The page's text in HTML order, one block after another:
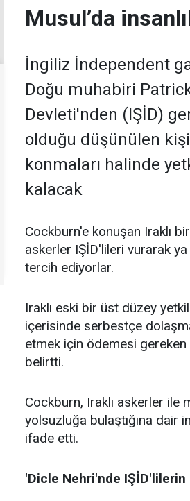
Musul’da
İngiliz İndependent
Doğu muhabiri
Devleti'nden (IŞİD)
olduğu düşünülen
konmaları halinde
kalacak
Cockburn'e konuşan Iraklı
askerler IŞİD'lileri vurarak
tercih ediyorlar.
Iraklı eski bir üst düzey
içerisinde serbestçe
etmek için ödemesi
belirtti.
Cockburn, Iraklı askerler ile
yolsuzluğa bulaştığına dair
ifade etti.
'Dicle Nehri'nde